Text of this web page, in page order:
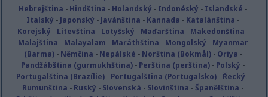
Hebrejština - Hindština - Holandský - Indonéský - Islandské -
Italský - Japonský - Javánština - Kannada - Katalánština -
Korejský - Litevština - Lotyšský - Maďarština - Makedonština -
Malajština - Malayalam - Maráthština - Mongolský - Myanmar
(Barma)- Němčina - Nepálské - Norština (Bokmål)- Oriya -
Pandžábština (gurmukhština) - Perština (perština) - Polský -
Portugalština (Brazílie) - Portugalština (Portugalsko) - Řecký -
Rumunština - Ruský - Slovenská - Slovinština -Španělština -